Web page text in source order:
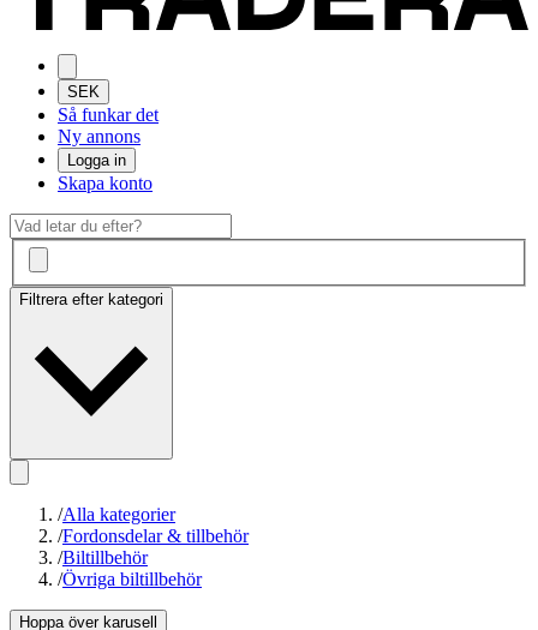
SEK
Så funkar det
Ny annons
Logga in
Skapa konto
Filtrera efter kategori
/Alla kategorier
/Fordonsdelar & tillbehör
/Biltillbehör
/Övriga biltillbehör
Hoppa över karusell